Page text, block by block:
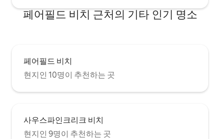
페어필드 비치 근처의 기타 인기 명소
페어필드 비치
현지인 10명이 추천하는 곳
사우스파인크리크 비치
현지인 9명이 추천하는 곳